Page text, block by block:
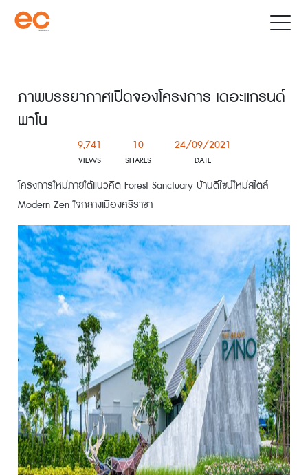
ภาพบรรยากาศเปิดจองโครงการ เดอะแกรนด์
พาโน
9,741
VIEWS
10
SHARES
24/09/2021
DATE
โครงการใหม่ภายใต้แนวคิด Forest Sanctuary บ้านดีไซน์ใหม่สไตล์
Modern Zen ใจกลางเมืองศรีราชา